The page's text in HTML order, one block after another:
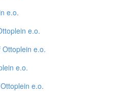
e.o.
e.o.
e.o.
e.o.
e.o.